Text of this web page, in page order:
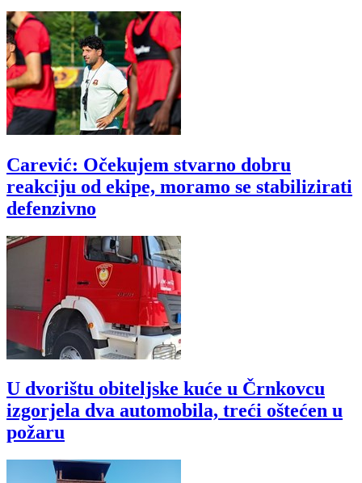
Carević: Očekujem stvarno dobru
reakciju od ekipe, moramo se stabilizirati
defenzivno
U dvorištu obiteljske kuće u Črnkovcu
izgorjela dva automobila, treći oštećen u
požaru